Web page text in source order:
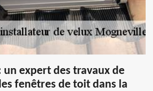
un expert des travaux de
fenêtres de toit dans la